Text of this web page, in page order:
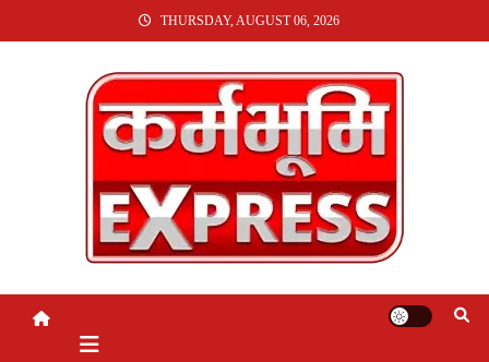
TO
THURSDAY, AUGUST 06, 2026
KARMABHUMI EXPRESS